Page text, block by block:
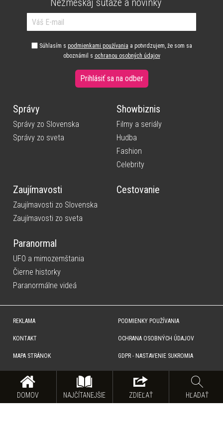
DOMOV NAJČÍTANEJŠIE ZDIEĽAŤ HĽADAŤ
Nezmeškaj súťaže a novinky
Súhlasím s podmienkami používania a potvrdzujem, že som sa
oboznámil s ochranou osobných údajov
Prihlásiť sa na odber
Správy
Správy zo Slovenska
Správy zo sveta
Showbiznis
Filmy a seriály
Hudba
Fashion
Celebrity
Zaujímavosti
Zaujímavosti zo Slovenska
Zaujímavosti zo sveta
Cestovanie
Paranormal
UFO a mimozemštania
Čierne historky
Paranormálne videá
REKLAMA
KONTAKT
MAPA STRÁNOK
PODMIENKY POUŽÍVANIA
OCHRANA OSOBNÝCH ÚDAJOV
GDPR - NASTAVENIE SUKROMIA
súhlas na rozmnožovanie, šírenie a na verejný prenos obsahu. Na tejto stránke môžu byť umiestnené reklamné
odkazy, alebo reklamné produkty.